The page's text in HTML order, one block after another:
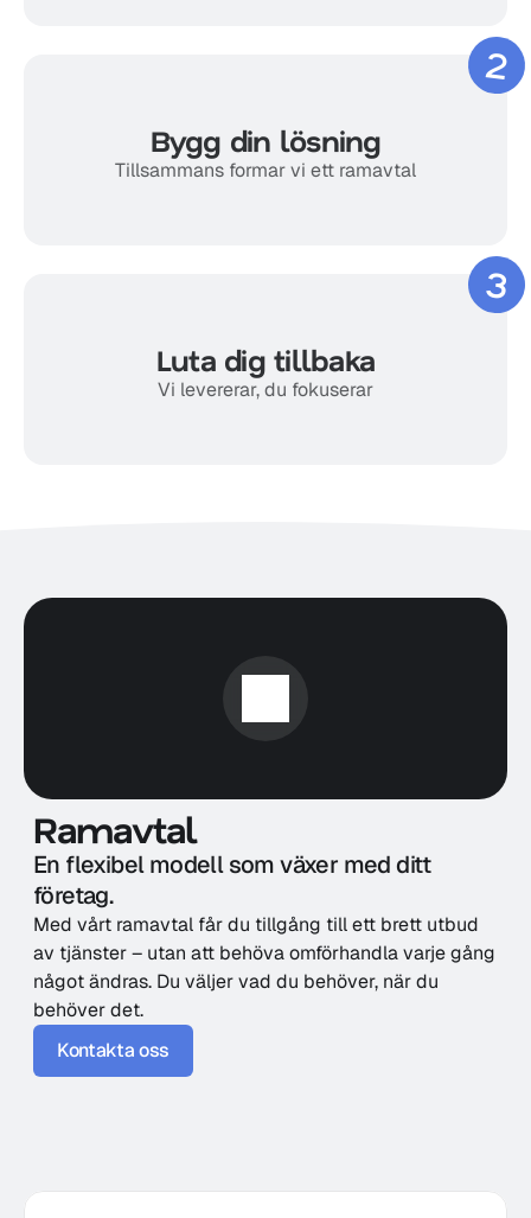
2
Bygg din lösning
Tillsammans formar vi ett ramavtal
3
Luta dig tillbaka
Vi levererar, du fokuserar
Ramavtal
En flexibel modell som växer med ditt
företag.
Med vårt ramavtal får du tillgång till ett brett utbud
av tjänster – utan att behöva omförhandla varje gång
något ändras. Du väljer vad du behöver, när du
behöver det.
Kontakta oss